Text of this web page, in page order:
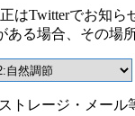
はTwitterでお知ら
る場合、その場
トレージ・メー